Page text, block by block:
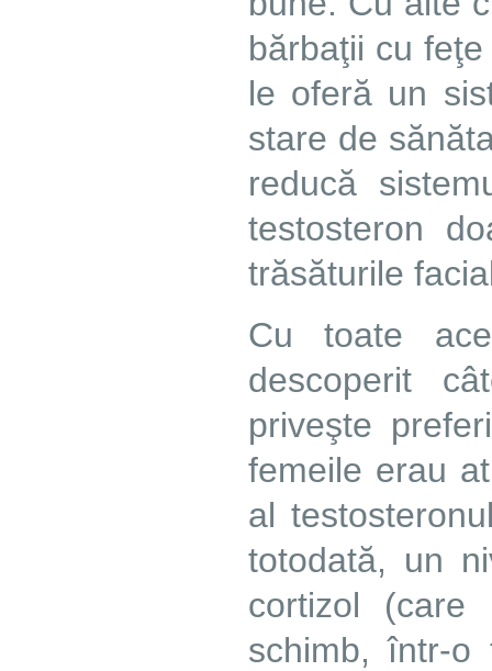
bărbaţii cu
le oferă un
stare de
reducă
testosteron
trăsăturile
Cu toate
descoperit
priveşte
femeile erau
al
totodată, un
cortizol (care
schimb, într-o